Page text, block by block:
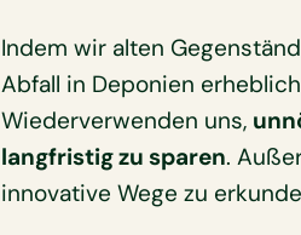
Indem wir alten
Abfall in Deponien
Wiederverwenden uns,
langfristig zu sparen.
innovative Wege zu